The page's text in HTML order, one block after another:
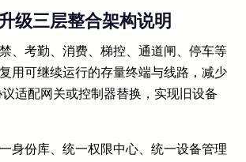
级三层整合架构说明
、考勤、消费、梯控、通道闸、停车等
用可继续运行的存量终端与线路，减少
适配网关或控制器替换，实现旧设备
身份库、统一权限中心、统一设备管理